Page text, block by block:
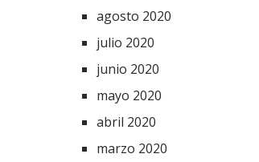
agosto 2020
julio 2020
junio 2020
mayo 2020
abril 2020
marzo 2020